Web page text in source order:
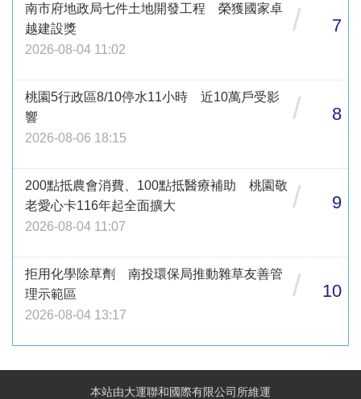
南市府地政局七件土地開發工程 榮獲國家卓
越建設獎
2026-08-04 11:02
/ 7
桃園5行政區8/10停水11小時 近10萬戶受影
響
2026-08-06 18:15
/ 8
200點抵農會消費、100點抵醫療補助 桃園敬
老愛心卡116年起全面擴大
2026-08-04 11:07
/ 9
拒用化學除草劑 南投環保局推動雜草友善管
理示範區
2026-08-04 13:17
/ 10
本站由大運聯和國際有限公司所維運